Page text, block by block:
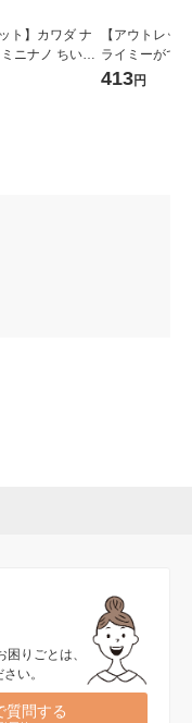
ト】カワダ ナ
ニナノ ちいか
【アウトレッ
ライミーがで
ク 090681 1個
413円
りごとは、
い。
質問する